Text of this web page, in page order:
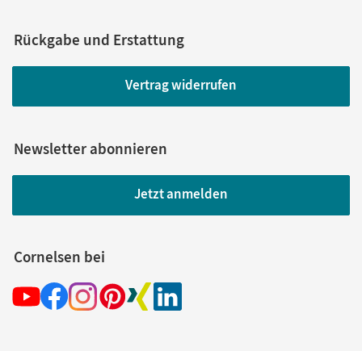
Rückgabe und Erstattung
Vertrag widerrufen
Newsletter abonnieren
Jetzt anmelden
Cornelsen bei